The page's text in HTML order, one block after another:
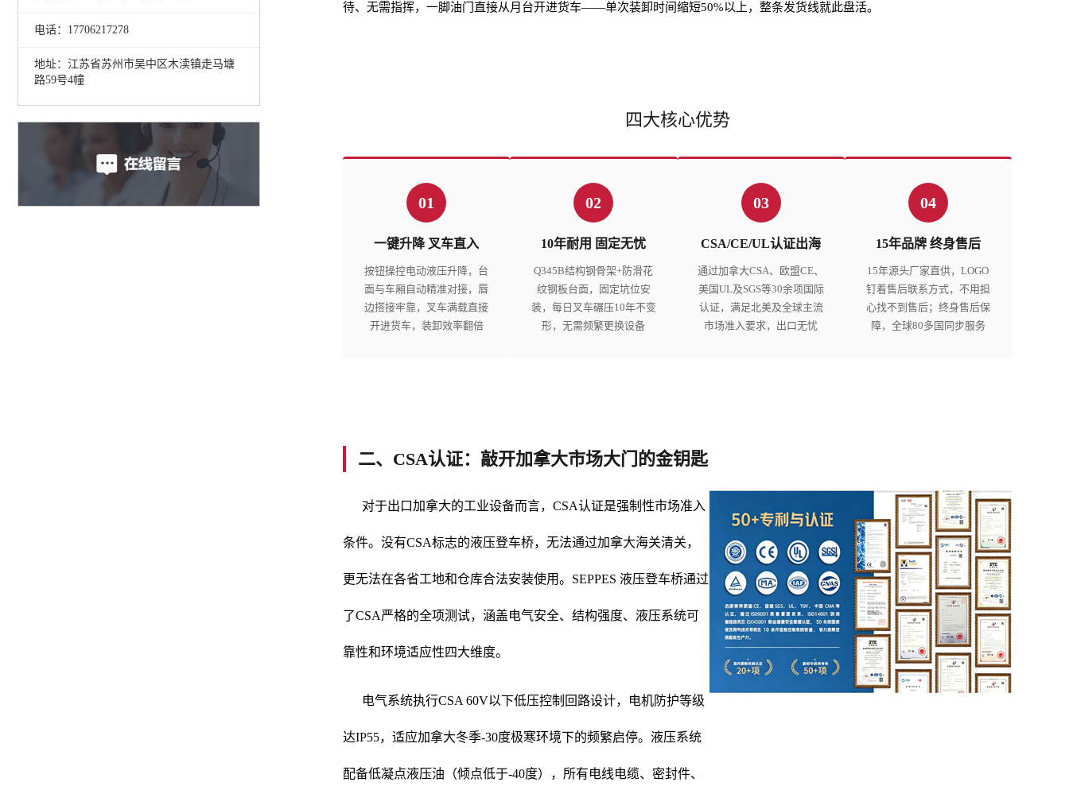
电话：17706217278
地址：江苏省苏州市吴中区木渎镇走马塘
路59号4幢
待、无需指挥，一脚油门直接从月台开进货车——单次装卸时间缩短50%以上，整条发货线就此盘活。
四大核心优势
01
一键升降 叉车直入
按钮操控电动液压升降，台
面与车厢自动精准对接，唇
边搭接牢靠，叉车满载直接
开进货车，装卸效率翻倍
02
10年耐用 固定无忧
Q345B结构钢骨架+防滑花
纹钢板台面，固定坑位安
装，每日叉车碾压10年不变
形，无需频繁更换设备
03
CSA/CE/UL认证出海
通过加拿大CSA、欧盟CE、
美国UL及SGS等30余项国际
认证，满足北美及全球主流
市场准入要求，出口无忧
04
15年品牌 终身售后
15年源头厂家直供，LOGO
钉着售后联系方式，不用担
心找不到售后；终身售后保
障，全球80多国同步服务
二、CSA认证：敲开加拿大市场大门的金钥匙
对于出口加拿大的工业设备而言，CSA认证是强制性市场准入
条件。没有CSA标志的液压登车桥，无法通过加拿大海关清关，
更无法在各省工地和仓库合法安装使用。SEPPES 液压登车桥通过
了CSA严格的全项测试，涵盖电气安全、结构强度、液压系统可
靠性和环境适应性四大维度。
电气系统执行CSA 60V以下低压控制回路设计，电机防护等级
达IP55，适应加拿大冬季-30度极寒环境下的频繁启停。液压系统
配备低凝点液压油（倾点低于-40度），所有电线电缆、密封件、